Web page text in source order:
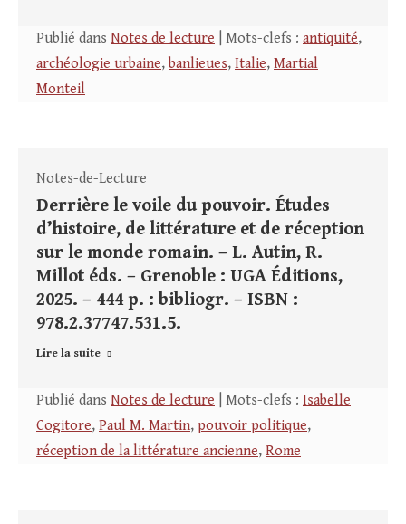
Publié dans Notes de lecture | Mots-clefs : antiquité,
archéologie urbaine, banlieues, Italie, Martial
Monteil
Notes-de-Lecture
Derrière le voile du pouvoir. Études
d’histoire, de littérature et de réception
sur le monde romain. – L. Autin, R.
Millot éds. – Grenoble : UGA Éditions,
2025. – 444 p. : bibliogr. – ISBN :
978.2.37747.531.5.
Lire la suite
Publié dans Notes de lecture | Mots-clefs : Isabelle
Cogitore, Paul M. Martin, pouvoir politique,
réception de la littérature ancienne, Rome